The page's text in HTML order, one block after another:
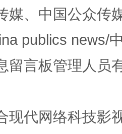
媒、中国公众传
publics news/
留言板管理人员
现代网络科技影